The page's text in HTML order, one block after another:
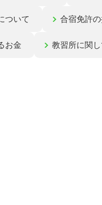
ついて 合宿免許
お金 教習所に関し